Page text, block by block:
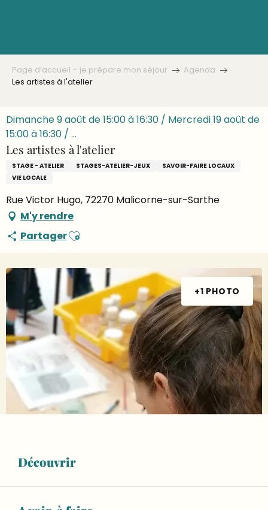
Découvrir
Page d’accueil – je prépare mon séjour
Agenda
Les artistes à l'atelier
Dimanche 9 août de 15:00 à 16:30 / Mercredi 19 août de
15:00 à 16:30 / ...
Les artistes à l'atelier
STAGE - ATELIER STAGES-ATELIER-JEUX
SAVOIR-FAIRE LOCAUX
VIE LOCALE
Rue Victor Hugo, 72270 Malicorne-sur-Sarthe
M'y rendre
PartagerAjouter aux favoris
+1 PHOTO